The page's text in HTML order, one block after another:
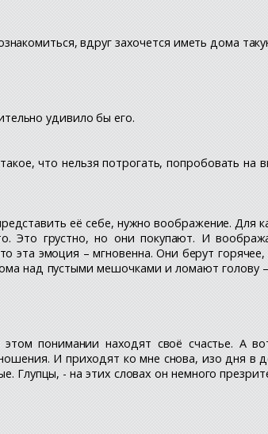
вдруг захочется иметь дома
удивило бы его.
что нельзя потрогать, попробовать на
её себе, нужно воображение. Для
Это грустно, но они покупают. И
эта эмоция – мгновенна. Они берут
над пустыми мешочками и ломают голову
понимании находят своё счастье. А
И приходят ко мне снова, изо дня в
Глупцы, - на этих словах он немного